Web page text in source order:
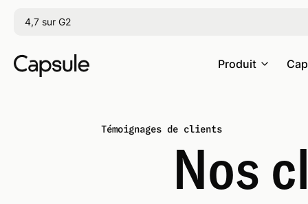
4,7 sur G2
Produit
Témoignages de clients
Nos